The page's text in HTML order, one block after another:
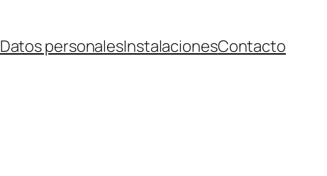
Datos personalesInstalacionesContacto